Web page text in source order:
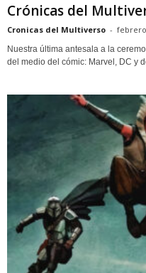
Crónicas del
Cronicas del Multiverso - febrero
Nuestra última antesala a la
del medio del cómic: Marvel, DC y